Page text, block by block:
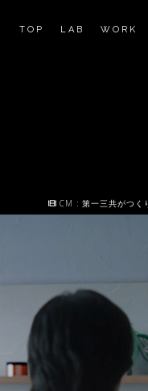
TOP LAB WORK
CM : 第一三共がつく